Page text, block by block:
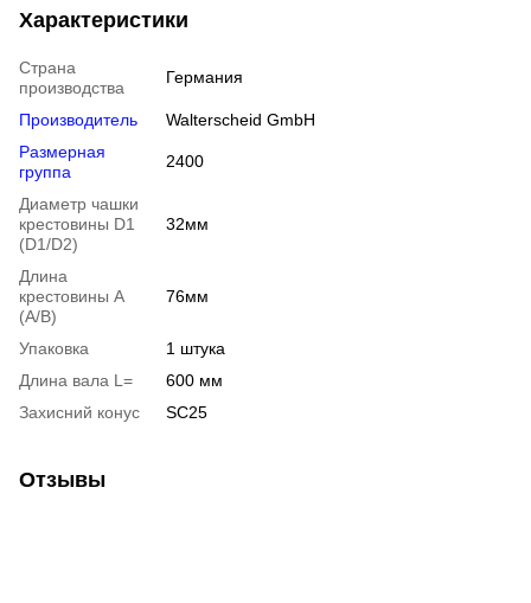
Характеристики
Страна
производства
Германия
Производитель
Walterscheid GmbH
Размерная
группа
2400
Диаметр чашки
крестовины D1
(D1/D2)
32мм
Длина
крестовины A
(A/B)
76мм
Упаковка
1 штука
Длина вала L=
600 мм
Захисний конус
SC25
Отзывы